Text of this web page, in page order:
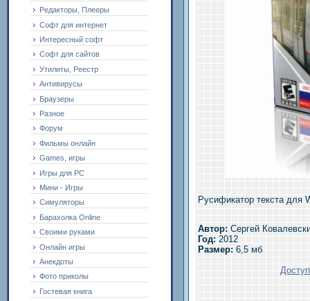
Редакторы, Плееры
Софт для интернет
Интересный софт
Софт для сайтов
Утилиты, Реестр
Антивирусы
Браузеры
Разное
Форум
Фильмы онлайн
Games, игры
Игры для PC
Мини - Игры
Симуляторы
Барахолка Online
Своими руками
Онлайн игры
Анекдоты
Фото приколы
Гостевая книга
Русификатор текста для
Автор: Сергей
Год: 2012
Размер: 6,5 мб